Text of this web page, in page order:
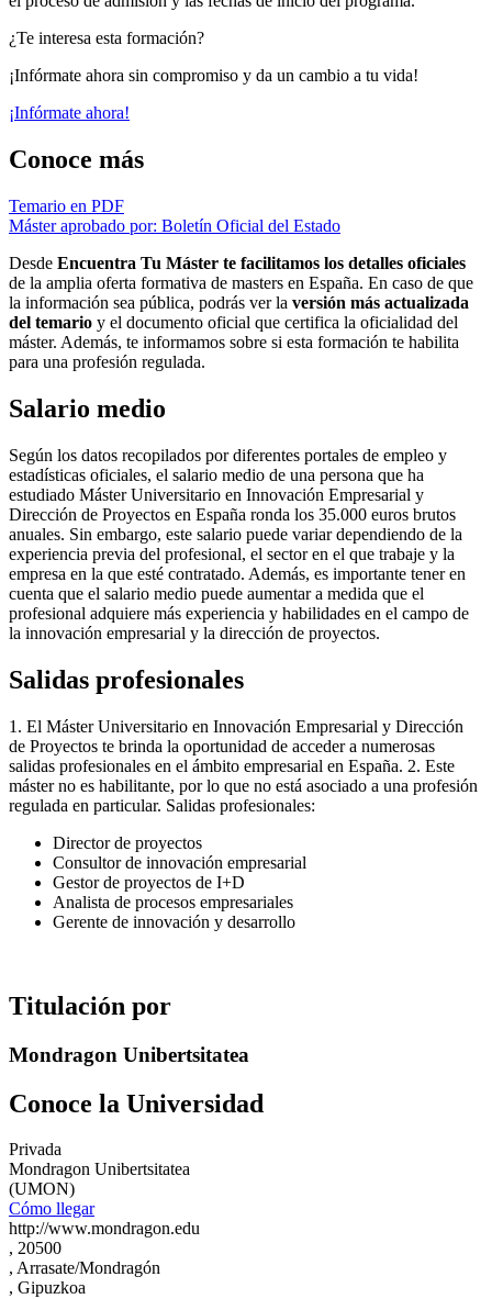
¿Te interesa esta formación?
¡Infórmate ahora sin compromiso y da un cambio a tu vida!
¡Infórmate ahora!
Conoce más
Temario en PDF
Máster aprobado por: Boletín Oficial del Estado
Desde Encuentra Tu Máster te facilitamos los detalles oficiales
de la amplia oferta formativa de masters en España. En caso de que
la información sea pública, podrás ver la versión más actualizada
del temario y el documento oficial que certifica la oficialidad del
máster. Además, te informamos sobre si esta formación te habilita
para una profesión regulada.
Salario medio
Según los datos recopilados por diferentes portales de empleo y
estadísticas oficiales, el salario medio de una persona que ha
estudiado Máster Universitario en Innovación Empresarial y
Dirección de Proyectos en España ronda los 35.000 euros brutos
anuales. Sin embargo, este salario puede variar dependiendo de la
experiencia previa del profesional, el sector en el que trabaje y la
empresa en la que esté contratado. Además, es importante tener en
cuenta que el salario medio puede aumentar a medida que el
profesional adquiere más experiencia y habilidades en el campo de
la innovación empresarial y la dirección de proyectos.
Salidas profesionales
1. El Máster Universitario en Innovación Empresarial y Dirección
de Proyectos te brinda la oportunidad de acceder a numerosas
salidas profesionales en el ámbito empresarial en España. 2. Este
máster no es habilitante, por lo que no está asociado a una profesión
regulada en particular. Salidas profesionales:
Director de proyectos
Consultor de innovación empresarial
Gestor de proyectos de I+D
Analista de procesos empresariales
Gerente de innovación y desarrollo
Titulación por
Mondragon Unibertsitatea
Conoce la Universidad
Privada
Mondragon Unibertsitatea
(UMON)
Cómo llegar
http://www.mondragon.edu
, 20500
, Arrasate/Mondragón
, Gipuzkoa